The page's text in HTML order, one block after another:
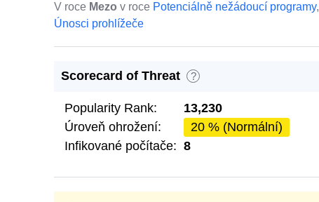
V roce Mezo v roce Potenciálně nežádoucí programy,
Únosci prohlížeče
Scorecard of Threat ?
Popularity Rank:
13,230
Úroveň ohrožení:
20 % (Normální)
Infikované počítače: 8